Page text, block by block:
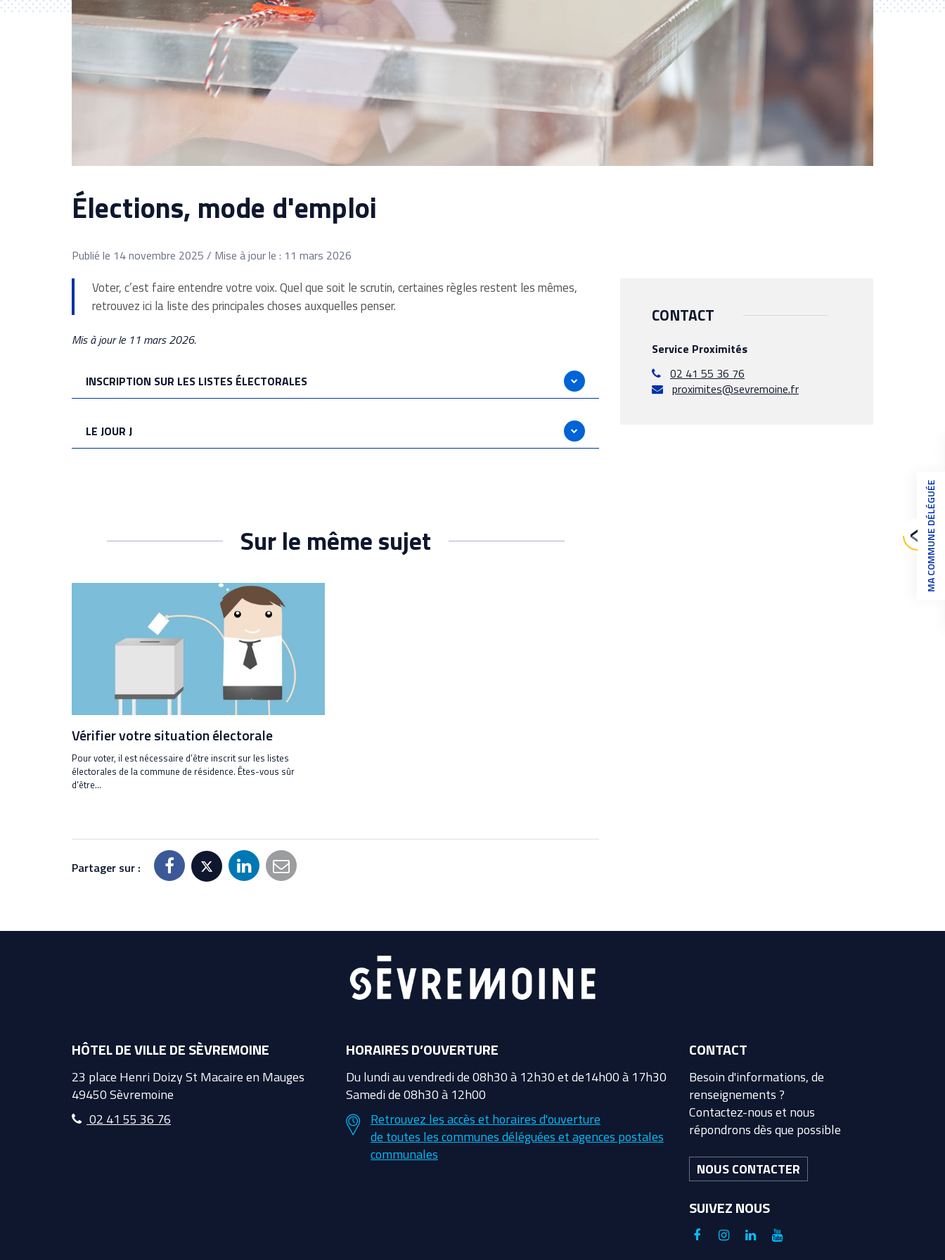
Élections, mode d'emploi
Publié le 14 novembre 2025 / Mise à jour le : 11 mars 2026
Voter, c’est faire entendre votre voix. Quel que soit le scrutin, certaines règles restent les mêmes,
retrouvez ici la liste des principales choses auxquelles penser.
Mis à jour le 11 mars 2026.
INSCRIPTION SUR LES LISTES ÉLECTORALES
LE JOUR J
CONTACT
Service Proximités
02 41 55 36 76
proximites@sevremoine.fr
Sur le même sujet
Vérifier votre situation électorale
Pour voter, il est nécessaire d’être inscrit sur les listes
électorales de la commune de résidence. Êtes-vous sûr
d'être...
Partager sur :
MA COMMUNE DÉLÉGUÉE
HÔTEL DE VILLE DE SÈVREMOINE
23 place Henri Doizy St Macaire en Mauges
49450 Sèvremoine
02 41 55 36 76
HORAIRES D’OUVERTURE
Du lundi au vendredi de 08h30 à 12h30 et de14h00 à 17h30
Samedi de 08h30 à 12h00
Retrouvez les accès et horaires d'ouverture
de toutes les communes déléguées et agences postales
communales
CONTACT
Besoin d'informations, de
renseignements ?
Contactez-nous et nous
répondrons dès que possible
NOUS CONTACTER
SUIVEZ NOUS
Lien
Lien
Lien
Lien